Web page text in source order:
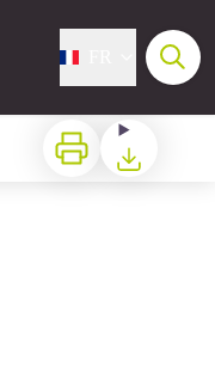
Imprimer Télécharger